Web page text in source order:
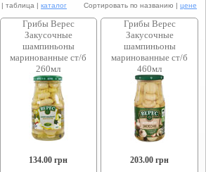
| таблица | каталог Сортировать по названию | цене
Грибы Верес
Закусочные
шампиньоны
маринованные ст/б
260мл
134.00 грн
Грибы Верес
Закусочные
шампиньоны
маринованные ст/б
460мл
203.00 грн